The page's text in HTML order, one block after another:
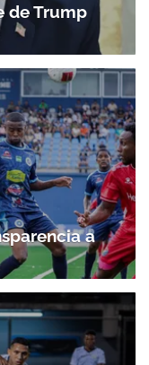
de Trump
a